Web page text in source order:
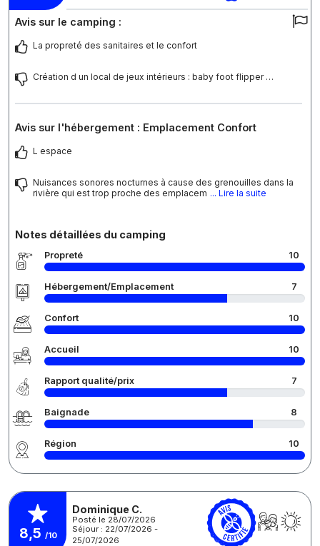
Avis sur le camping :
La propreté des sanitaires et le confort
Création d un local de jeux intérieurs : baby foot flipper …
Avis sur l'hébergement : Emplacement Confort
L espace
Nuisances sonores nocturnes à cause des grenouilles dans la
rivière qui est trop proche des emplacem ... Lire la suite
Notes détaillées du camping
Propreté 10
Hébergement/Emplacement 7
Confort 10
Accueil 10
Rapport qualité/prix 7
Baignade 8
Région 10
8,5 /10
Dominique C.
Posté le 28/07/2026
Séjour : 22/07/2026 -
25/07/2026